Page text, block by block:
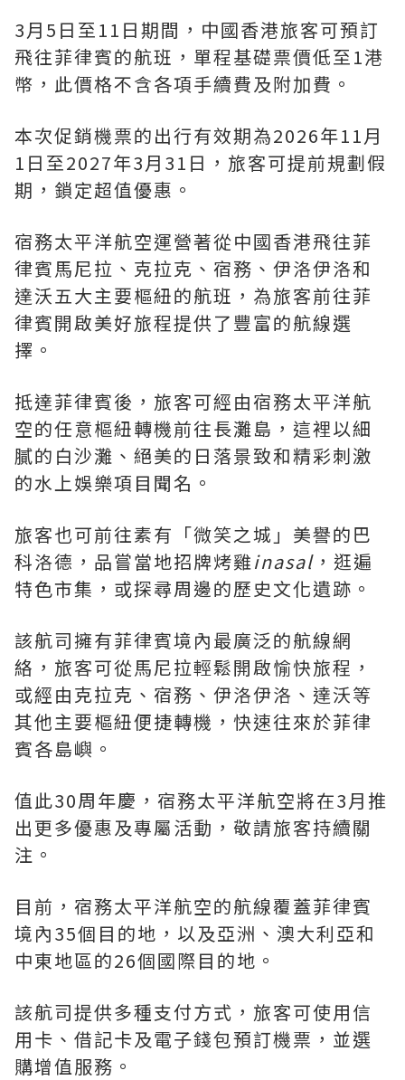
3月5日至11日期間，中國香港旅客可預訂
飛往菲律賓的航班，單程基礎票價低至1港
幣，此價格不含各項手續費及附加費。
本次促銷機票的出行有效期為2026年11月
1日至2027年3月31日，旅客可提前規劃假
期，鎖定超值優惠。
宿務太平洋航空運營著從中國香港飛往菲
律賓馬尼拉、克拉克、宿務、伊洛伊洛和
達沃五大主要樞紐的航班，為旅客前往菲
律賓開啟美好旅程提供了豐富的航線選
擇。
抵達菲律賓後，旅客可經由宿務太平洋航
空的任意樞紐轉機前往長灘島，這裡以細
膩的白沙灘、絕美的日落景致和精彩刺激
的水上娛樂項目聞名。
旅客也可前往素有「微笑之城」美譽的巴
科洛德，品嘗當地招牌烤雞inasal ，逛遍
特色市集，或探尋周邊的歷史文化遺跡。
該航司擁有菲律賓境內最廣泛的航線網
絡，旅客可從馬尼拉輕鬆開啟愉快旅程，
或經由克拉克、宿務、伊洛伊洛、達沃等
其他主要樞紐便捷轉機，快速往來於菲律
賓各島嶼。
值此30周年慶，宿務太平洋航空將在3月推
出更多優惠及專屬活動，敬請旅客持續關
注。
目前，宿務太平洋航空的航線覆蓋菲律賓
境內35個目的地，以及亞洲、澳大利亞和
中東地區的26個國際目的地。
該航司提供多種支付方式，旅客可使用信
用卡、借記卡及電子錢包預訂機票，並選
購增值服務。